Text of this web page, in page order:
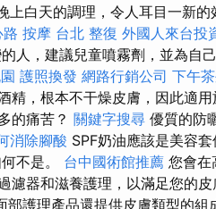
上白天的調理，令人耳目一新
路 按摩 台北 整復 外國人來台投
人，建議兒童噴霧劑，並為自
護照換發 網路行銷公司 下午
，根本不干燥皮膚，因此適用
的痛苦？ 關鍵字搜尋 優質的防
消除腳酸 SPF奶油應該是美容
不是。 台中國術館推薦 您會在
器和滋養護理，以滿足您的皮
部護理產品還提供皮膚類型的組